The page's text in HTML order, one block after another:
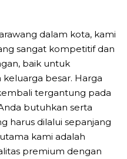
dalam kota, kami
sangat kompetitif dan
baik untuk
besar. Harga
tergantung pada
butuhkan serta
harus dilalui sepanjang
kami adalah
premium dengan